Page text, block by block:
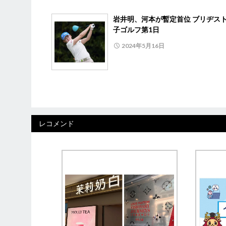
岩井明、河本が暫定首位 ブリヂス
子ゴルフ第1日
2024年5月16日
レコメンド